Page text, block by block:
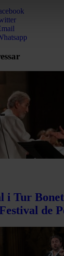
i Tur Bonet
de